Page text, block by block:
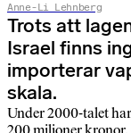
Anne-Li Lehnberg
Trots att
Israel finns
importerar
skala.
Under 2000-talet